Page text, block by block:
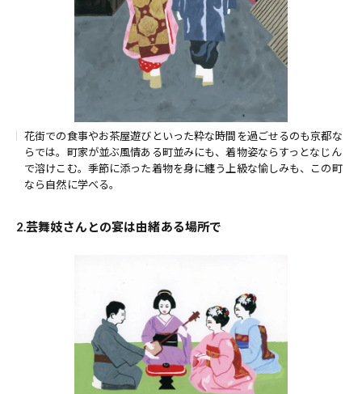
花街での食事やお茶屋遊びといった粋な時間を過ごせるのも京都な
らでは。町家が並ぶ風情ある町並みにも、着物姿ならすっとなじん
で溶けこむ。季節に添った着物を身に纏う上級な愉しみも、この町
なら自然に学べる。
2.芸舞妓さんとの宴は由緒ある場所で